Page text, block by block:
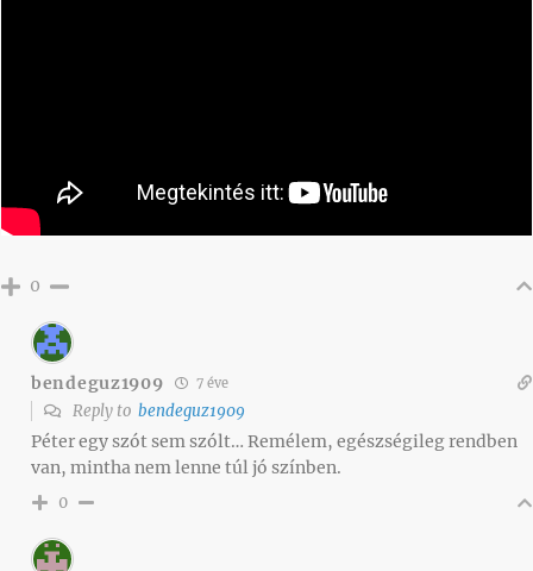
0
bendeguz1909 7 éve
Reply to bendeguz1909
Péter egy szót sem szólt… Remélem, egészségileg rendben
van, mintha nem lenne túl jó színben.
0